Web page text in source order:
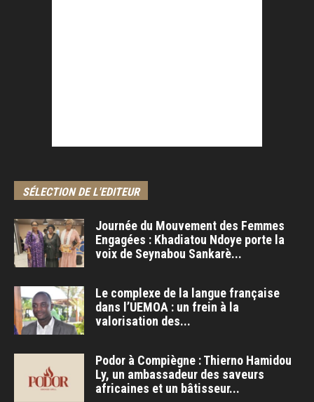
SÉLECTION DE L'EDITEUR
Journée du Mouvement des Femmes
Engagées : Khadiatou Ndoye porte la
voix de Seynabou Sankarè...
Le complexe de la langue française
dans l’UEMOA : un frein à la
valorisation des...
Podor à Compiègne : Thierno Hamidou
Ly, un ambassadeur des saveurs
africaines et un bâtisseur...